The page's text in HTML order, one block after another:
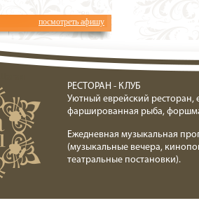
посмотреть афишу
РЕСТОРАН - КЛУБ
Уютный еврейский ресторан,
фаршированная рыба,
Ежедневная музыкальная
(музыкальные вечера,
театральные постановки).